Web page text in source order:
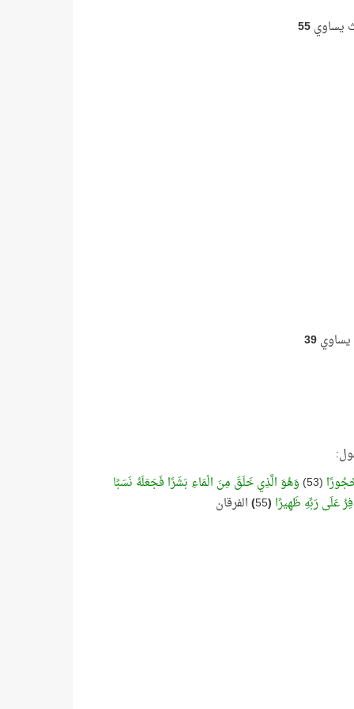
55
39
(53)
وَهُوَ الَّذِي خَلَقَ مِنَ الْمَاءِ بَشَرًا فَجَعَلَهُ نَسَبًا
عَلَى رَبِّهِ ظَهِيرًا (
55
)الفرقان